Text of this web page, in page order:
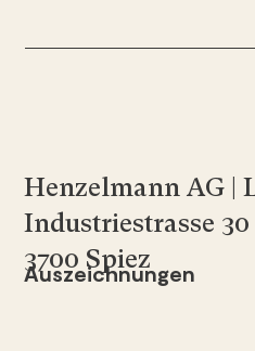
Auszeichnungen
Henzelmann AG |
Industriestrasse 30
3700 Spiez